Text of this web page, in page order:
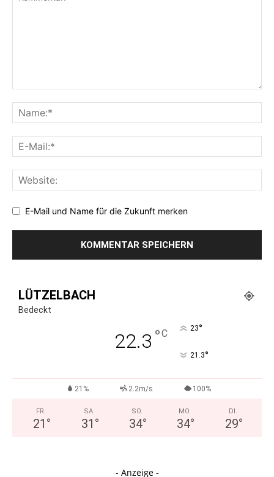
E-Mail und Name für die Zukunft merken
LÜTZELBACH
Bedeckt
22.3 °C 23°
21.3°
21% 2.2m/s 100%
FR.
21 °
SA.
31 °
SO.
34°
MO.
34°
DI.
29°
- Anzeige -